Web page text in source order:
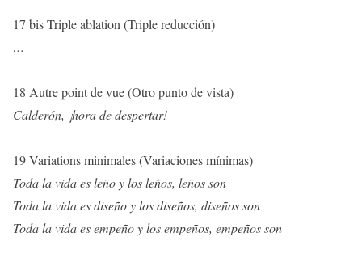
17 bis Triple ablation (Triple reducción)
…
18 Autre point de vue (Otro punto de vista)
Calderón, ¡hora de despertar!
19 Variations minimales (Variaciones mínimas)
Toda la vida es leño y los leños, leños son
Toda la vida es diseño y los diseños, diseños son
Toda la vida es empeño y los empeños, empeños son